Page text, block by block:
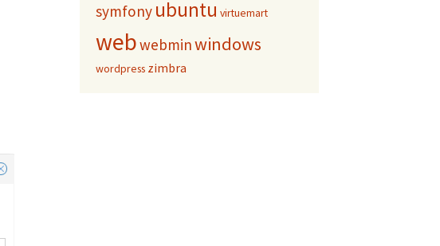
symfony ubuntu virtuemart
webwebminwindows
wordpress zimbra